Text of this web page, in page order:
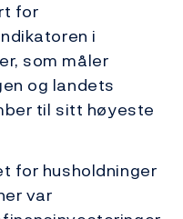
for
i
som måler
og landets
til sitt høyeste
for husholdninger
var